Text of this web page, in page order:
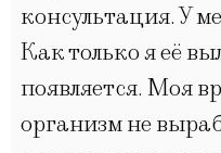
консультация. У
Как только я её
появляется. Моя
организм не